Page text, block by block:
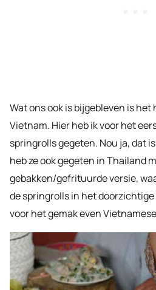
Wat ons ook is bijgebleven is het
Vietnam. Hier heb ik voor het
springrolls gegeten. Nou ja, dat
heb ze ook gegeten in Thailand
gebakken/gefrituurde versie,
de springrolls in het doorzichtige
voor het gemak even